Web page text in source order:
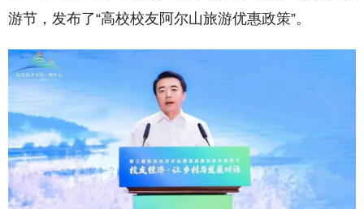
游节，发布了“高校校友阿尔山旅游优惠政策”。